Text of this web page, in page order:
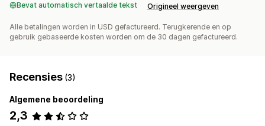
Bevat automatisch vertaalde tekst Origineel weergeven
Alle betalingen worden in USD gefactureerd. Terugkerende en op
gebruik gebaseerde kosten worden om de 30 dagen gefactureerd.
Recensies (3)
Algemene beoordeling
2,3